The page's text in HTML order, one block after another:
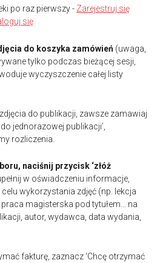
po raz pierwszy - Zarejestruj się
się
do koszyka zamówień (uwaga,
tylko podczas bieżącej sesji,
wyczyszczenie całej listy
do publikacji, zawsze zamawiaj
jednorazowej publikacji’,
rozliczenia.
naciśnij przycisk ‘złóż
w oświadczeniu informacje,
wykorzystania zdjęć (np. lekcja
magisterska pod tytułem… na
autor, wydawca, data wydania,
fakturę, zaznacz ‘Chcę otrzymać